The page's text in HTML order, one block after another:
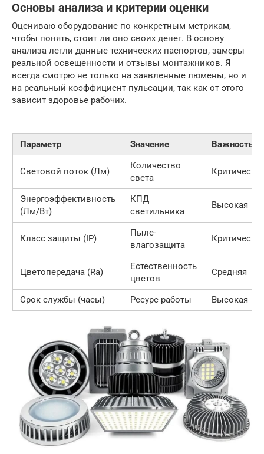
Основы анализа и критерии оценки
Оцениваю оборудование по конкретным метрикам,
чтобы понять, стоит ли оно своих денег. В основу
анализа легли данные технических паспортов, замеры
реальной освещенности и отзывы монтажников. Я
всегда смотрю не только на заявленные люмены, но и
на реальный коэффициент пульсации, так как от этого
зависит здоровье рабочих.
Параметр Значение Важность
Световой поток (Лм)
Количество
света
Энергоэффективность
(Лм/Вт)
КПД
светильника
Высокая
Класс защиты (IP)
Пыле-
влагозащита
Цветопередача (Ra)
Естественность
цветов
Средняя
Срок службы (часы) Ресурс работы Высокая